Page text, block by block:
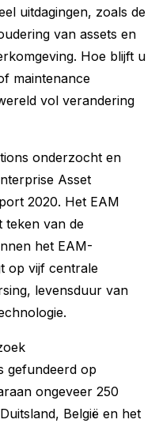
uitdagingen, zoals de
van assets en
Hoe blijft u
maintenance
vol verandering
onderzocht en
Asset
2020. Het EAM
teken van de
het EAM-
op vijf centrale
levensduur van
gefundeerd op
ongeveer 250
België en het